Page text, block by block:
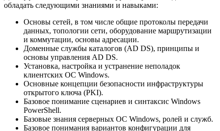
обладать следующими знаниями и навыками:
Основы сетей, в том числе общие протоколы передачи
данных, топологии сети, оборудование маршрутизации
и коммутации, основы адресации.
Доменные службы каталогов (AD DS), принципы и
основы управления AD DS.
Установка, настройка и устранение неполадок
клиентских ОС Windows.
Основные концепции безопасности инфраструктуры
открытого ключа (PKI).
Базовое понимание сценариев и синтаксис Windows
PowerShell.
Базовые знания серверных ОС Windows, ролей и служб.
Базовое понимания вариантов конфигурации для